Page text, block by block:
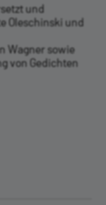
und
Oleschinski und
Wagner sowie
von Gedichten